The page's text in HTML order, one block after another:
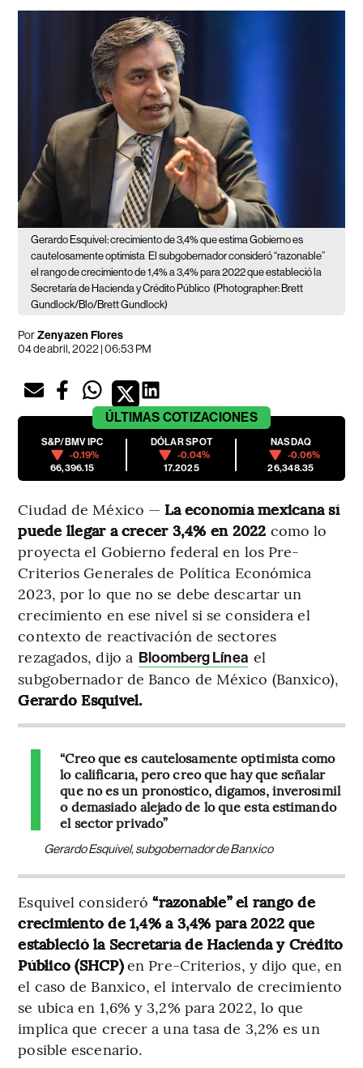
Gerardo Esquivel: crecimiento de 3,4% que estima Gobierno es
cautelosamente optimista El subgobernador consideró “razonable”
el rango de crecimiento de 1,4% a 3,4% para 2022 que estableció la
Secretaría de Hacienda y Crédito Público (Photographer: Brett
Gundlock/Blo/Brett Gundlock)
PorZenyazen Flores
04 de abril, 2022 | 06:53 PM
ÚLTIMAS COTIZACIONES
S&P/BMV IPC
-0.19%
66,396.15
DÓLAR SPOT
-0.04%
17.2025
NASDAQ
-0.06%
26,348.35
Ciudad de México — La economía mexicana sí
puede llegar a crecer 3,4% en 2022 como lo
proyecta el Gobierno federal en los Pre-
Criterios Generales de Política Económica
2023, por lo que no se debe descartar un
crecimiento en ese nivel si se considera el
contexto de reactivación de sectores
rezagados, dijo a Bloomberg Línea el
subgobernador de Banco de México (Banxico),
Gerardo Esquivel.
“Creo que es cautelosamente optimista como
lo calificaría, pero creo que hay que señalar
que no es un pronóstico, digamos, inverosímil
o demasiado alejado de lo que está estimando
el sector privado”
Gerardo Esquivel, subgobernador de Banxico
Esquivel consideró“razonable” el rango de
crecimiento de 1,4% a 3,4% para 2022 que
estableció la Secretaría de Hacienda y Crédito
Público (SHCP)en Pre-Criterios, y dijo que, en
el caso de Banxico, el intervalo de crecimiento
se ubica en 1,6% y 3,2% para 2022, lo que
implica que crecer a una tasa de 3,2% es un
posible escenario.